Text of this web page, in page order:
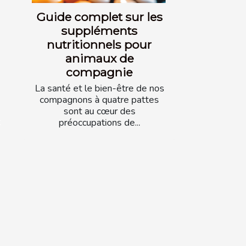
Guide complet sur les
suppléments
nutritionnels pour
animaux de
compagnie
La santé et le bien-être de nos
compagnons à quatre pattes
sont au cœur des
préoccupations de...